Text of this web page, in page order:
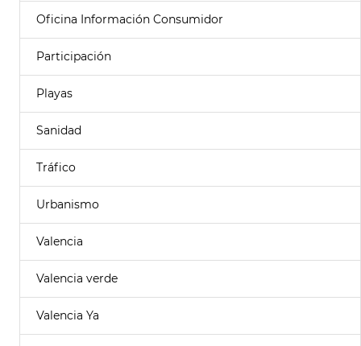
Oficina Información Consumidor
Participación
Playas
Sanidad
Tráfico
Urbanismo
Valencia
Valencia verde
Valencia Ya